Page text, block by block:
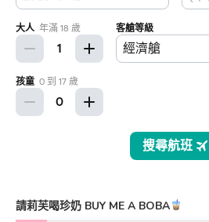
請莉芙喝珍奶 BUY ME A BOBA